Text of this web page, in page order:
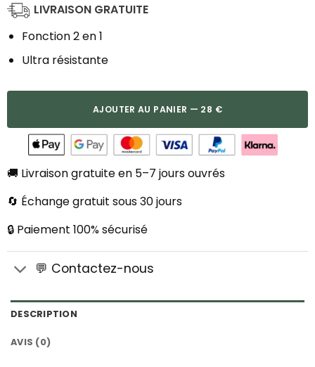
LIVRAISON GRATUITE
Fonction 2 en 1
Ultra résistante
AJOUTER AU PANIER — 28 €
🚚 Livraison gratuite en 5–7 jours ouvrés
🔄 Échange gratuit sous 30 jours
🔒 Paiement 100% sécurisé
💬 Contactez-nous
DESCRIPTION
AVIS (0)